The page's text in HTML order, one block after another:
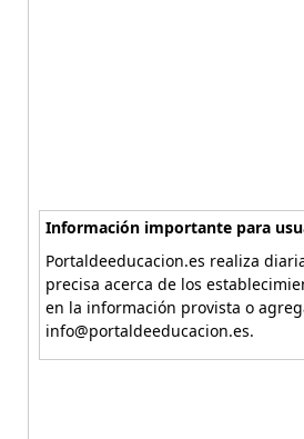
Información importante para
Portaldeeducacion.es realiza
precisa acerca de los
en la información provista o
info@portaldeeducacion.es.